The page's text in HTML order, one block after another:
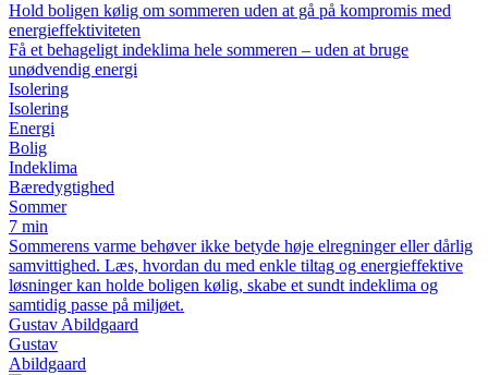
Hold boligen kølig om sommeren uden at gå på kompromis med
energieffektiviteten
Få et behageligt indeklima hele sommeren – uden at bruge
unødvendig energi
Isolering
Isolering
Energi
Bolig
Indeklima
Bæredygtighed
Sommer
7 min
Sommerens varme behøver ikke betyde høje elregninger eller dårlig
samvittighed. Læs, hvordan du med enkle tiltag og energieffektive
løsninger kan holde boligen kølig, skabe et sundt indeklima og
samtidig passe på miljøet.
Gustav Abildgaard
Gustav
Abildgaard